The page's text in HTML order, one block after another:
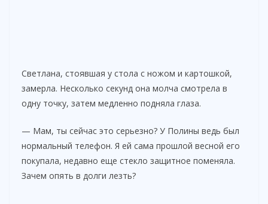
Светлана, стоявшая у стола с ножом и картошкой,
замерла. Несколько секунд она молча смотрела в
одну точку, затем медленно подняла глаза.
— Мам, ты сейчас это серьезно? У Полины ведь был
нормальный телефон. Я ей сама прошлой весной его
покупала, недавно еще стекло защитное поменяла.
Зачем опять в долги лезть?